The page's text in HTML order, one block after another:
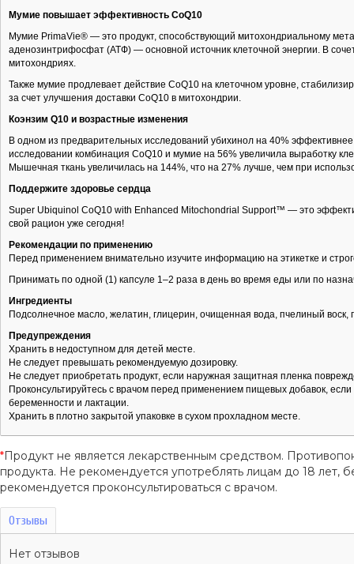
Мумие повышает эффективность CoQ10
Мумие PrimaVie® — это продукт, способствующий митохондриальному
аденозинтрифосфат (АТФ) — основной источник клеточной энергии. В
митохондриях.
Также мумие продлевает действие CoQ10 на клеточном уровне,
за счет улучшения доставки CoQ10 в митохондрии.
Коэнзим Q10 и возрастные изменения
В одном из предварительных исследований убихинол на 40%
исследовании комбинация CoQ10 и мумие на 56% увеличила выработку
Мышечная ткань увеличилась на 144%, что на 27% лучше, чем при
Поддержите здоровье сердца
Super Ubiquinol CoQ10 with Enhanced Mitochondrial Support™ — это
свой рацион уже сегодня!
Рекомендации по применению
Перед применением внимательно изучите информацию на этикетке и
Принимать по одной (1) капсуле 1–2 раза в день во время еды или по
Ингредиенты
Подсолнечное масло, желатин, глицерин, очищенная вода, пчелиный воск,
Предупреждения
Хранить в недоступном для детей месте.
Не следует превышать рекомендуемую дозировку.
Не следует приобретать продукт, если наружная защитная пленка
Проконсультируйтесь с врачом перед применением пищевых добавок,
беременности и лактации.
Хранить в плотно закрытой упаковке в сухом прохладном месте.
*Продукт не является лекарственным средством.
продукта. Не рекомендуется употреблять лицам до 18
рекомендуется проконсультироваться с врачом.
Отзывы
Нет отзывов